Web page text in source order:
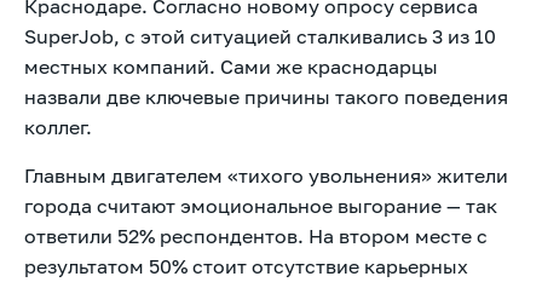
Краснодаре. Согласно новому опросу сервиса
SuperJob, с этой ситуацией сталкивались 3 из 10
местных компаний. Сами же краснодарцы
назвали две ключевые причины такого поведения
коллег.
Главным двигателем «тихого увольнения» жители
города считают эмоциональное выгорание — так
ответили 52% респондентов. На втором месте с
результатом 50% стоит отсутствие карьерных